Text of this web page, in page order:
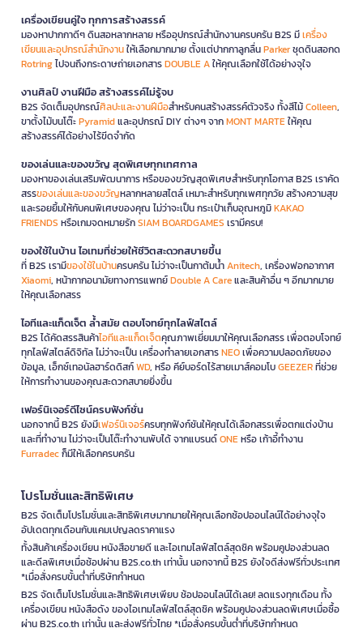
เครื่องเขียนคู่ใจ ทุกการสร้างสรรค์
มองหาปากกาดีๆ ดินสอหลากหลาย หรืออุปกรณ์สำนักงานครบครัน B2S มีเครื่อง
เขียนและอุปกรณ์สำนักงานให้เลือกมากมาย ตั้งแต่ปากกาลูกลื่นParkerชุดดินสอกด
Rotringไปจนถึงกระดาษถ่ายเอกสารDOUBLE Aให้คุณเลือกใช้ได้อย่างจุใจ
งานศิลป์ งานฝีมือ สร้างสรรค์ไม่รู้จบ
B2S จัดเต็มอุปกรณ์ศิลปะและงานฝีมือสำหรับคนสร้างสรรค์ตัวจริง ทั้งสีไม้Colleen,
ขาตั้งไม้บนโต๊ะPyramidและอุปกรณ์ DIY ต่างๆ จากMONT MARTEให้คุณ
สร้างสรรค์ได้อย่างไร้ขีดจำกัด
ของเล่นและของขวัญ สุดพิเศษทุกเทศกาล
มองหาของเล่นเสริมพัฒนาการ หรือของขวัญสุดพิเศษสำหรับทุกโอกาส B2S เราคัด
สรรของเล่นและของขวัญหลากหลายสไตล์ เหมาะสำหรับทุกเพศทุกวัย สร้างความสุข
และรอยยิ้มให้กับคนพิเศษของคุณ ไม่ว่าจะเป็น กระเป๋าเก็บอุณหภูมิKAKAO
FRIENDS หรือเกมจดหมายรักSIAM BOARDGAMES เรามีครบ!
ของใช้ในบ้าน ไอเทมที่ช่วยให้ชีวิตสะดวกสบายขึ้น
ที่ B2S เรามีของใช้ในบ้านครบครัน ไม่ว่าจะเป็นกาต้มน้ำAnitech, เครื่องฟอกอากาศ
Xiaomi, หน้ากากอนามัยทางการแพทย์Double A Careและสินค้าอื่น ๆ อีกมากมาย
ให้คุณเลือกสรร
ไอทีและแก็ดเจ็ต ล้ำสมัย ตอบโจทย์ทุกไลฟ์สไตล์
B2S ได้คัดสรรสินค้าไอทีและแก็ดเจ็ตคุณภาพเยี่ยมมาให้คุณเลือกสรร เพื่อตอบโจทย์
ทุกไลฟ์สไตล์ดิจิทัล ไม่ว่าจะเป็น เครื่องทำลายเอกสารNEOเพื่อความปลอดภัยของ
ข้อมูล, เอ็กซ์เทอนัลฮาร์ดดิสก์WD, หรือ คีย์บอร์ดไร้สายเมาส์คอมโบGEEZERที่ช่วย
ให้การทำงานของคุณสะดวกสบายยิ่งขึ้น
เฟอร์นิเจอร์ดีไซน์ครบฟังก์ชั่น
นอกจากนี้ B2S ยังมีเฟอร์นิเจอร์ครบทุกฟังก์ชันให้คุณได้เลือกสรรเพื่อตกแต่งบ้าน
และที่ทำงาน ไม่ว่าจะเป็นโต๊ะทำงานพับได้ จากแบรนด์ONEหรือ เก้าอี้ทำงาน
Furradecก็มีให้เลือกครบครัน
โปรโมชั่นและสิทธิพิเศษ
B2S จัดเต็มโปรโมชั่นและสิทธิพิเศษมากมายให้คุณเลือกช้อปออนไลน์ได้อย่างจุใจ
อัปเดตทุกเดือนกับแคมเปญลดราคาแรง
ทั้งสินค้าเครื่องเขียน หนังสือขายดี และไอเทมไลฟ์สไตล์สุดชิค พร้อมคูปองส่วนลด
และดีลพิเศษเมื่อช้อปผ่าน B2S.co.th เท่านั้น นอกจากนี้ B2S ยังใจดีส่งฟรีทั่วประเทศ
*เมื่อสั่งครบขั้นต่ำที่บริษัทกำหนด
B2S จัดเต็มโปรโมชั่นและสิทธิพิเศษเพียบ ช้อปออนไลน์ได้เลย! ลดแรงทุกเดือน ทั้ง
เครื่องเขียน หนังสือดัง ของไอเทมไลฟ์สไตล์สุดชิค พร้อมคูปองส่วนลดพิเศษเมื่อซื้อ
ผ่าน B2S.co.th เท่านั้น และส่งฟรีทั่วไทย *เมื่อสั่งครบขั้นต่ำที่บริษัทกำหนด